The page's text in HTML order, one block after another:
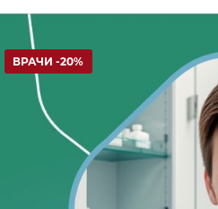
ВРАЧИ -20%